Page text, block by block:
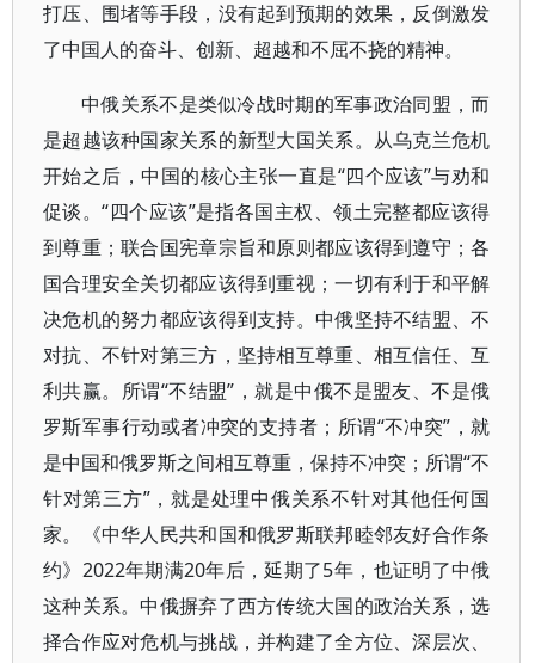
打压、围堵等手段，没有起到预期的效果，反倒激发
了中国人的奋斗、创新、超越和不屈不挠的精神。
中俄关系不是类似冷战时期的军事政治同盟，而
是超越该种国家关系的新型大国关系。从乌克兰危机
开始之后，中国的核心主张一直是“四个应该”与劝和
促谈。“四个应该”是指各国主权、领土完整都应该得
到尊重；联合国宪章宗旨和原则都应该得到遵守；各
国合理安全关切都应该得到重视；一切有利于和平解
决危机的努力都应该得到支持。中俄坚持不结盟、不
对抗、不针对第三方，坚持相互尊重、相互信任、互
利共赢。所谓“不结盟”，就是中俄不是盟友、不是俄
罗斯军事行动或者冲突的支持者；所谓“不冲突”，就
是中国和俄罗斯之间相互尊重，保持不冲突；所谓“不
针对第三方”，就是处理中俄关系不针对其他任何国
家。《中华人民共和国和俄罗斯联邦睦邻友好合作条
约》2022年期满20年后，延期了5年，也证明了中俄
这种关系。中俄摒弃了西方传统大国的政治关系，选
择合作应对危机与挑战，并构建了全方位、深层次、